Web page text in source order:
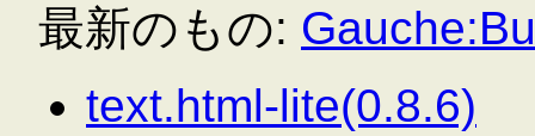
最新のもの:
text.html-lite(0.8.6)